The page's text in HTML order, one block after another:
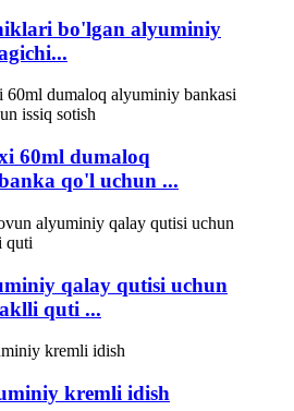
bo'lgan alyuminiy
60ml dumaloq
qo'l uchun ...
qalay qutisi uchun
quti ...
kremli idish